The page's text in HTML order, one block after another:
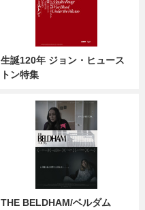
生誕120年 ジョン・ヒュース
トン特集
THE BELDHAM/ベルダム